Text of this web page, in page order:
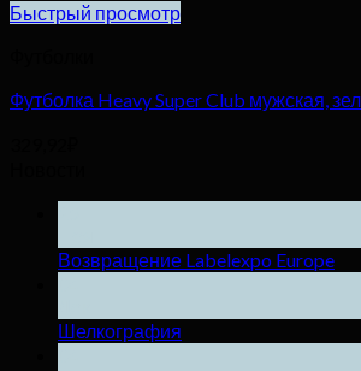
Быстрый просмотр
Футболка Heavy Super Club мужская,
Возвращение Labelexpo Europe
Шелкография